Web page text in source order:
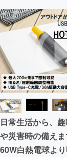
ア
テク
映像
ビ
まち
日常生活から、
や災害時の備えま
60W白熱電球よ